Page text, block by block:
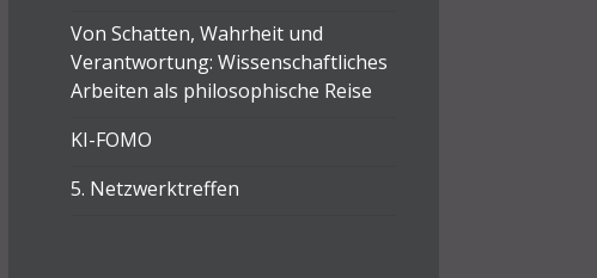
Von Schatten, Wahrheit und
Verantwortung: Wissenschaftliches
Arbeiten als philosophische Reise
KI-FOMO
5. Netzwerktreffen